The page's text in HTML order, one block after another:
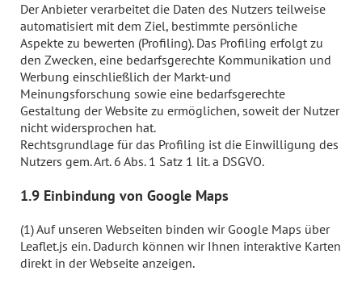
Der Anbieter verarbeitet die Daten des Nutzers teilweise
automatisiert mit dem Ziel, bestimmte persönliche
Aspekte zu bewerten (Profiling). Das Profiling erfolgt zu
den Zwecken, eine bedarfsgerechte Kommunikation und
Werbung einschließlich der Markt-und
Meinungsforschung sowie eine bedarfsgerechte
Gestaltung der Website zu ermöglichen, soweit der Nutzer
nicht widersprochen hat.
Rechtsgrundlage für das Profiling ist die Einwilligung des
Nutzers gem. Art. 6 Abs. 1 Satz 1 lit. a DSGVO.
1.9 Einbindung von Google Maps
(1) Auf unseren Webseiten binden wir Google Maps über
Leaflet.js ein. Dadurch können wir Ihnen interaktive Karten
direkt in der Webseite anzeigen.